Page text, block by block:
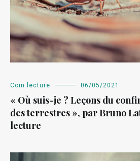
Coin lecture 06/05/2021
« Où suis-je ? Leçons du
des terrestres », par Bruno
lecture